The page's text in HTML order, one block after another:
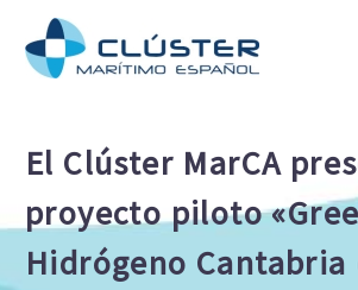
El Clúster MarCA
proyecto piloto
Hidrógeno Cantabria